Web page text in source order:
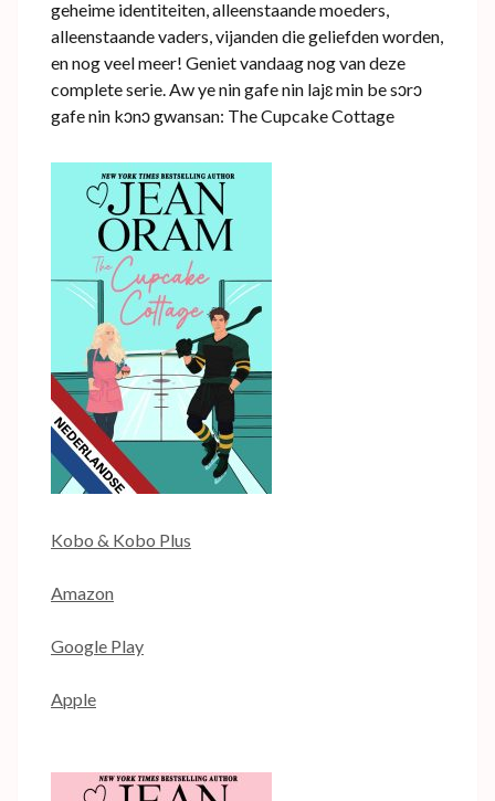
geheime identiteiten, alleenstaande moeders,
alleenstaande vaders, vijanden die geliefden worden,
en nog veel meer! Geniet vandaag nog van deze
complete serie. Aw ye nin gafe nin lajɛ min be sɔrɔ
gafe nin kɔnɔ gwansan: The Cupcake Cottage
Kobo & Kobo Plus
Amazon
Google Play
Apple